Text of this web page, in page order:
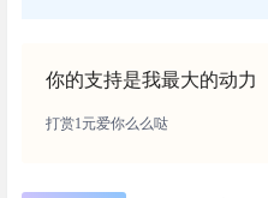
你的支持是我最大的动力
打赏1元爱你么么哒